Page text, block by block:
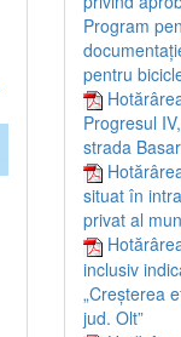
Program
pentru
Progresul
strada
situat în
privat al
inclusiv
„Creșterea
jud. Olt”